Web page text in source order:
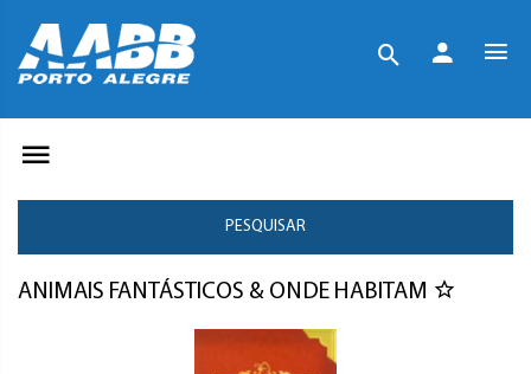
PESQUISAR
ANIMAIS FANTÁSTICOS & ONDE HABITAM